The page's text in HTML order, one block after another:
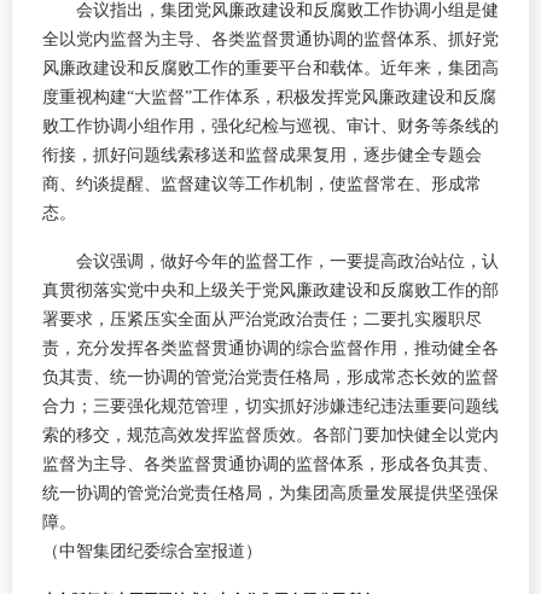
会议指出，集团党风廉政建设和反腐败工作协调小组是健
全以党内监督为主导、各类监督贯通协调的监督体系、抓好党
风廉政建设和反腐败工作的重要平台和载体。近年来，集团高
度重视构建“大监督”工作体系，积极发挥党风廉政建设和反腐
败工作协调小组作用，强化纪检与巡视、审计、财务等条线的
衔接，抓好问题线索移送和监督成果复用，逐步健全专题会
商、约谈提醒、监督建议等工作机制，使监督常在、形成常
态。
会议强调，做好今年的监督工作，一要提高政治站位，认
真贯彻落实党中央和上级关于党风廉政建设和反腐败工作的部
署要求，压紧压实全面从严治党政治责任；二要扎实履职尽
责，充分发挥各类监督贯通协调的综合监督作用，推动健全各
负其责、统一协调的管党治党责任格局，形成常态长效的监督
合力；三要强化规范管理，切实抓好涉嫌违纪违法重要问题线
索的移交，规范高效发挥监督质效。各部门要加快健全以党内
监督为主导、各类监督贯通协调的监督体系，形成各负其责、
统一协调的管党治党责任格局，为集团高质量发展提供坚强保
障。
（中智集团纪委综合室报道）